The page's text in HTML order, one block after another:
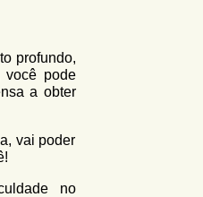
profundo,
você pode
a obter
vai poder
no